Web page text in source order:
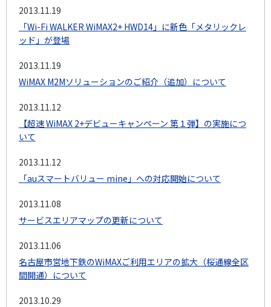
2013.11.19
「Wi-Fi WALKER WiMAX2+ HWD14」に新色「メタリックレ
ッド」が登場
2013.11.19
WiMAX M2Mソリューションのご紹介（追加）について
2013.11.12
【超速 WiMAX 2+デビューキャンペーン 第１弾】の実施につ
いて
2013.11.12
「auスマートバリュー mine」への対応開始について
2013.11.08
サービスエリアマップの更新について
2013.11.06
名古屋市営地下鉄のWiMAXご利用エリアの拡大（桜通線全区
間開通）について
2013.10.29